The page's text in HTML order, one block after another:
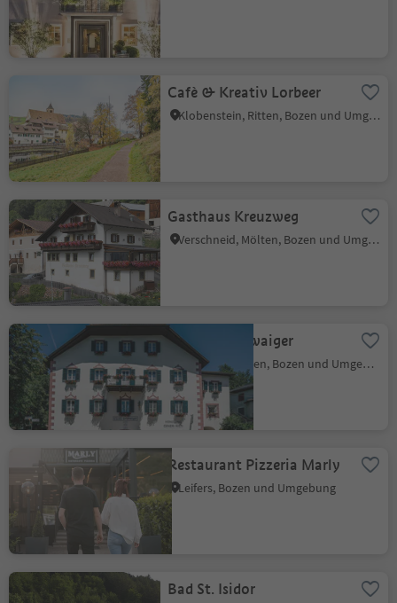
Cafè & Kreativ Lorbeer
Klobenstein, Ritten, Bozen und Umgebung
Gasthaus Kreuzweg
Verschneid, Mölten, Bozen und Umgebung
Gasthof Schwaiger
Lengstein, Ritten, Bozen und Umgebung
Restaurant Pizzeria Marly
Leifers, Bozen und Umgebung
Bad St. Isidor